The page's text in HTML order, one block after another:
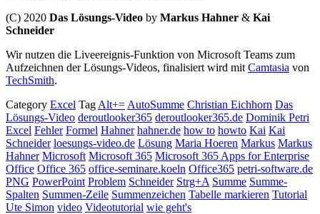
(C) 2020 Das Lösungs-Video by Markus Hahner & Kai
Schneider
Wir nutzen die Liveereignis-Funktion von Microsoft Teams zum
Aufzeichnen der Lösungs-Videos, finalisiert wird mit Camtasia von
TechSmith.
Category Excel Tag Alt+= AutoSumme Christian Eichhorn Das
Lösungs-Video deroutlooker365 deroutlooker365.de Dominik Petri
Excel Fehler Formel Hahner hahner.de how to howto Kai Kai
Schneider loesungs-video.de Lösung Maria Hoeren Markus Markus
Hahner Microsoft Microsoft 365 Microsoft 365 Apps for Enterprise
Office Office 365 office-seminare.koeln Office365 petri-software.de
PNG PowerPoint Problem Schneider Strg+A Summe Summe-
Spalten Summen-Zeile Summenzeichen Tabelle markieren Tutorial
Ute Simon video Videotutorial wie geht's